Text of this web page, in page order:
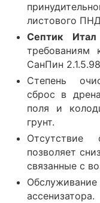
листового
Септик
требованиям
СанПин
Степень
сброс в
поля и
грунт.
Отсутствие
позволяет
связанные с